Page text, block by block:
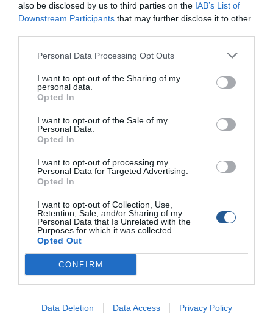
also be disclosed by us to third parties on the IAB’s List of
Downstream Participants that may further disclose it to other
Personal Data Processing Opt Outs
I want to opt-out of the Sharing of my
personal data.
Opted In
I want to opt-out of the Sale of my
Personal Data.
Opted In
I want to opt-out of processing my
Personal Data for Targeted Advertising.
Opted In
I want to opt-out of Collection, Use,
Retention, Sale, and/or Sharing of my
Personal Data that Is Unrelated with the
Purposes for which it was collected.
Opted Out
CONFIRM
Data Deletion Data Access Privacy Policy
Καθετή: Μεγάλα σκαθάρια
µε δόλωµα καλαµάρι
Βυθόμετρο και τεχνικές
ψαρέματος: Καθετή στα
ρηχά
Αφιέρωμα: ψάρεμα για
Καλαμάρια
Καθετή: Ψάρεμα με 3+
άτομα στο σκάφος